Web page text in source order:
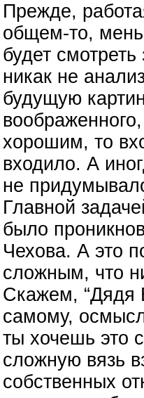
Прежде,
общем-то,
будет
никак не
будущую
хорошим, то
входило. А
не
Главной
было
Чехова. А это
сложным, что
Скажем, “Дядя
самому,
ты хочешь это
сложную вязь
собственных